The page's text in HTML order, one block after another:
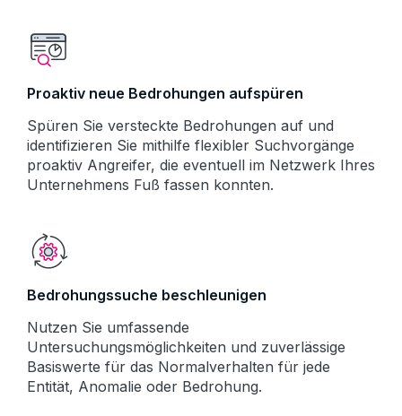
Proaktiv neue Bedrohungen aufspüren
Spüren Sie versteckte Bedrohungen auf und
identifizieren Sie mithilfe flexibler Suchvorgänge
proaktiv Angreifer, die eventuell im Netzwerk Ihres
Unternehmens Fuß fassen konnten.
Bedrohungssuche beschleunigen
Nutzen Sie umfassende
Untersuchungsmöglichkeiten und zuverlässige
Basiswerte für das Normalverhalten für jede
Entität, Anomalie oder Bedrohung.